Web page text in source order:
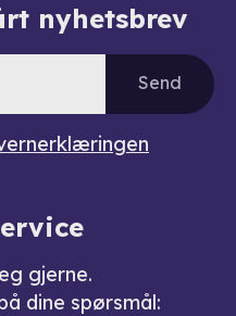
nyhetsbrev
Send
gjerne.
dine spørsmål: